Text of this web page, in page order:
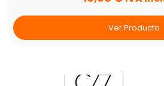
Ver Producto